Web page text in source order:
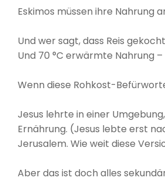
Eskimos müssen ihre Nahrung
Und wer sagt, dass Reis
Und 70 °C erwärmte Nahrung
Wenn diese Rohkost-
Jesus lehrte in einer
Ernährung. (Jesus lebte erst
Jerusalem. Wie weit diese
Aber das ist doch alles